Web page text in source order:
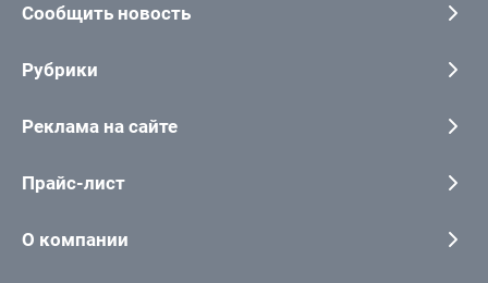
Сообщить новость
Рубрики
Реклама на сайте
Прайс-лист
О компании